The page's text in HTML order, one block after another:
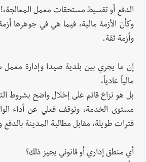
الدفع أو تقسيط مستحقات معمل المعالجة،!
وكأن الأزمة مالية، فيما هي في جوهرها
وأزمة ثقة.
مالياً عادياً،
بل هو نزاع قائم على إخلال واضح بشروط
مستوى الخدمة، وتوقف فعلي عن أداء
فترات طويلة، مقابل مطالبة المدينة
أي منطق إداري أو قانوني يجيز ذلك؟